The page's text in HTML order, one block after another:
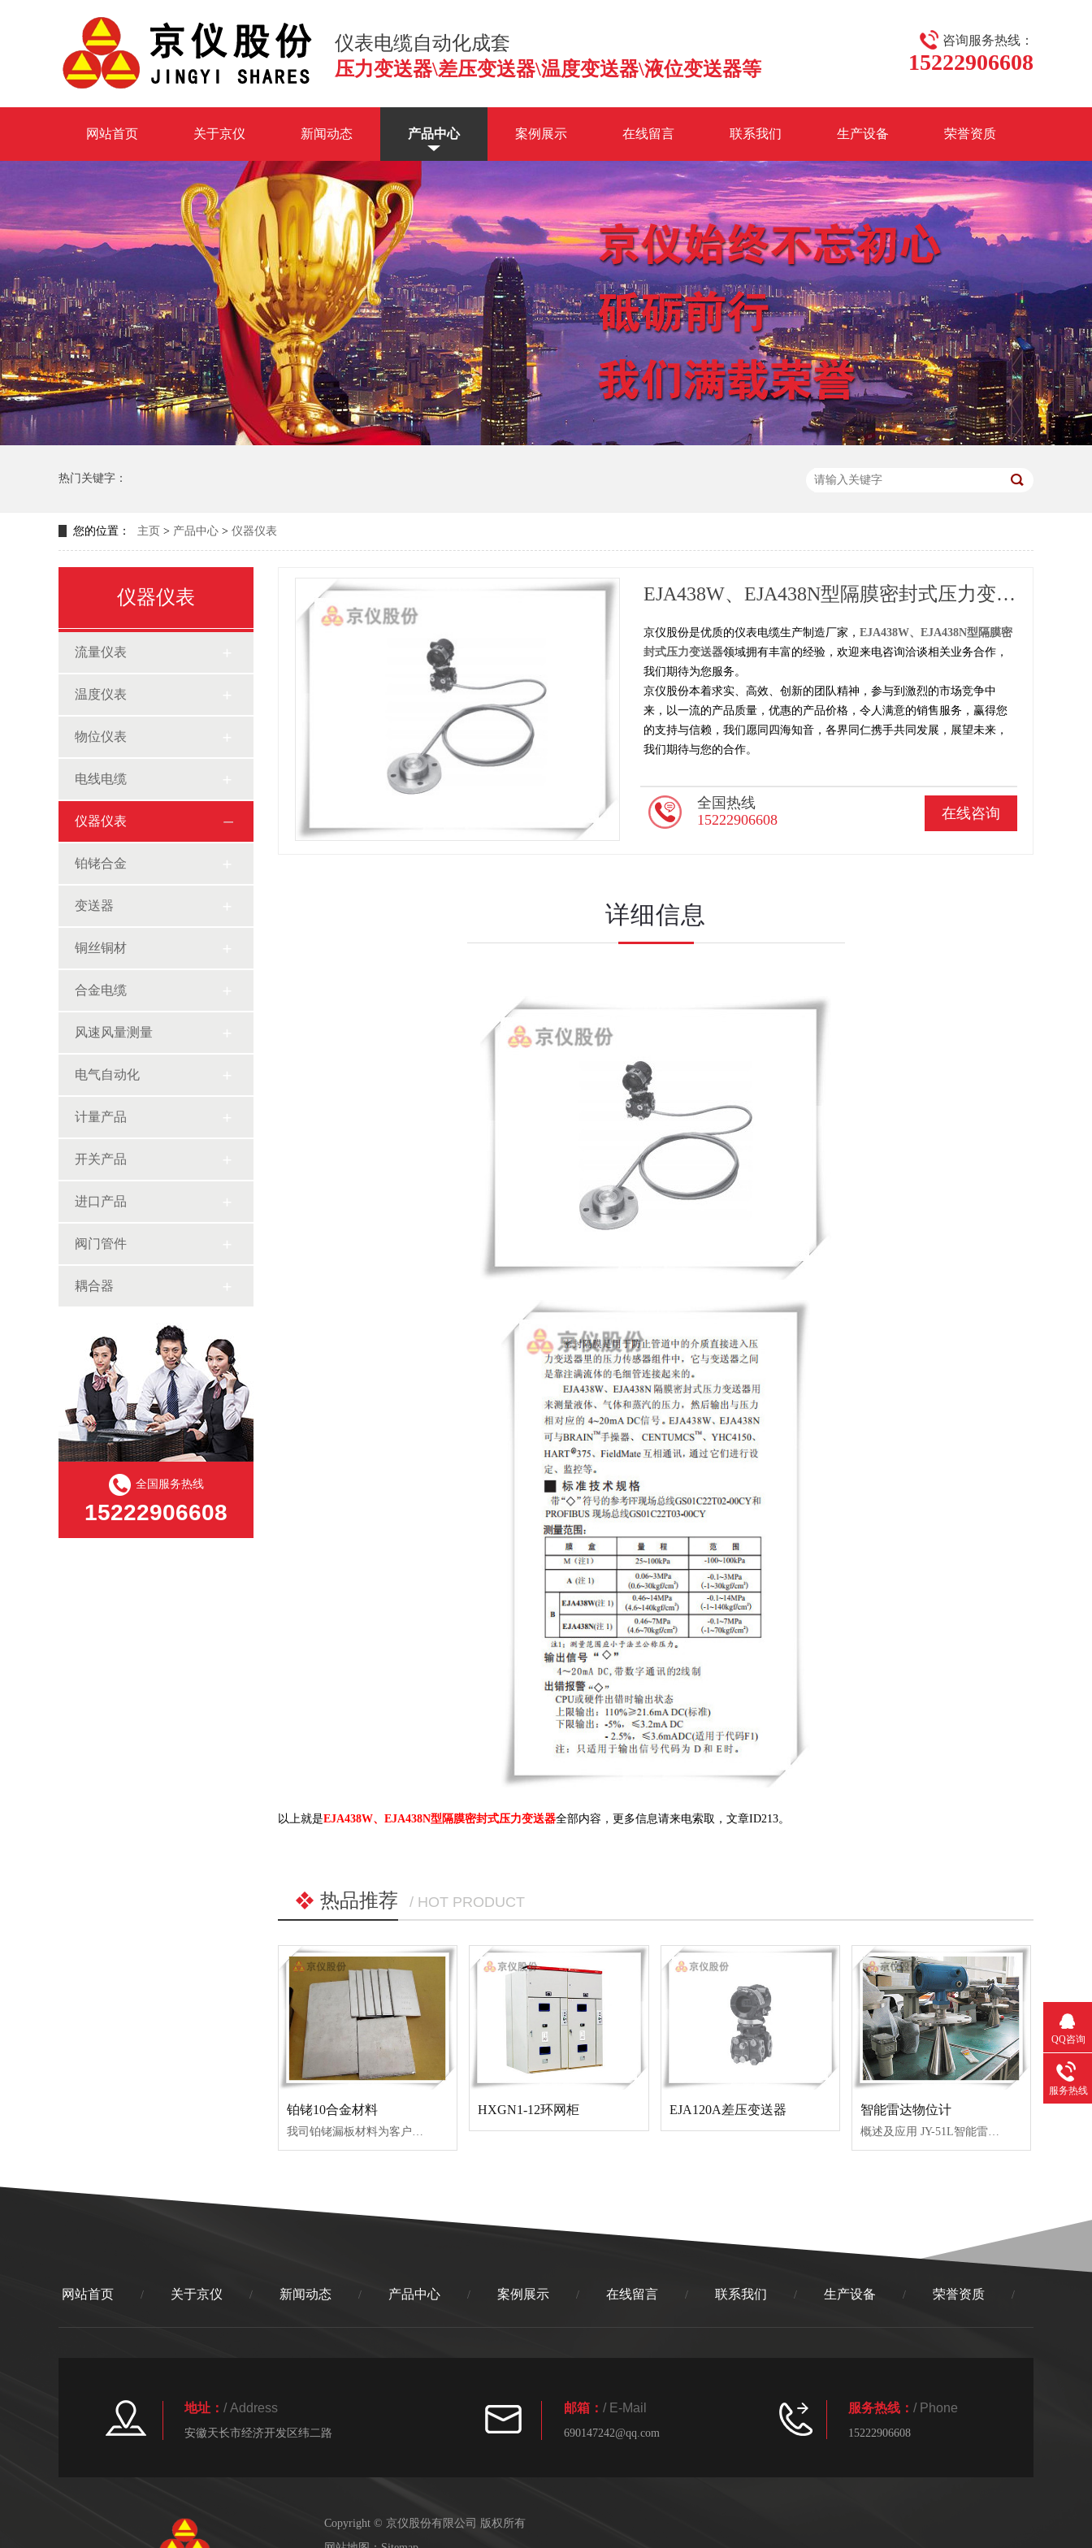
咨询服务热线：
15222906608
仪表电缆自动化成套
压力变送器\差压变送器\温度变送器\液位变送器等
网站首页 关于京仪 新闻动态 产品中心 案例展示 在线留言 联系我们 生产设备 荣誉资质
热门关键字：
您的位置：
主页 > 产品中心 > 仪器仪表
仪器仪表
流量仪表
温度仪表
物位仪表
电线电缆
仪器仪表
铂铑合金
变送器
铜丝铜材
合金电缆
风速风量测量
电气自动化
计量产品
开关产品
进口产品
阀门管件
耦合器
全国服务热线
15222906608
EJA438W、EJA438N型隔膜密封式压力变送器
京仪股份是优质的仪表电缆生产制造厂家，EJA438W、EJA438N型隔膜密
封式压力变送器领域拥有丰富的经验，欢迎来电咨询洽谈相关业务合作，
我们期待为您服务。
京仪股份本着求实、高效、创新的团队精神，参与到激烈的市场竞争中
来，以一流的产品质量，优惠的产品价格，令人满意的销售服务，赢得您
的支持与信赖，我们愿同四海知音，各界同仁携手共同发展，展望未来，
我们期待与您的合作。
在线咨询
全国热线
15222906608
详细信息
以上就是EJA438W、EJA438N型隔膜密封式压力变送器全部内容，更多信息请来电索取，文章ID213。
热品推荐 / HOT PRODUCT
铂铑10合金材料
我司铂铑漏板材料为客户提供原材料辅件，可增强产品的实用寿命，更可以按需订货，采购，欢迎新老客户前来选购！
HXGN1-12环网柜 EJA120A差压变送器 智能雷达物位计
概述及应用 JY-51L智能雷达物位计因其特殊的非接触式测量特性，可对含有污染性和腐蚀性的介质进行准确的测量，其稳定和准确的表现也同样体现在复杂的
网站首页 / 关于京仪 / 新闻动态 / 产品中心 / 案例展示 / 在线留言 / 联系我们 / 生产设备 / 荣誉资质 /
地址： / Address
安徽天长市经济开发区纬二路
邮箱： / E-Mail
690147242@qq.com
服务热线： / Phone
15222906608
Copyright © 京仪股份有限公司 版权所有
QQ咨询
服务热线